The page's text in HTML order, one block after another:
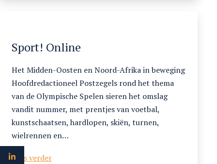
Sport! Online
Het Midden-Oosten en Noord-Afrika in beweging
Hoofdredactioneel Postzegels rond het thema
van de Olympische Spelen sieren het omslag
vandit nummer, met prentjes van voetbal,
kunstschaatsen, hardlopen, skiën, turnen,
wielrennen en…
Lees verderSport!